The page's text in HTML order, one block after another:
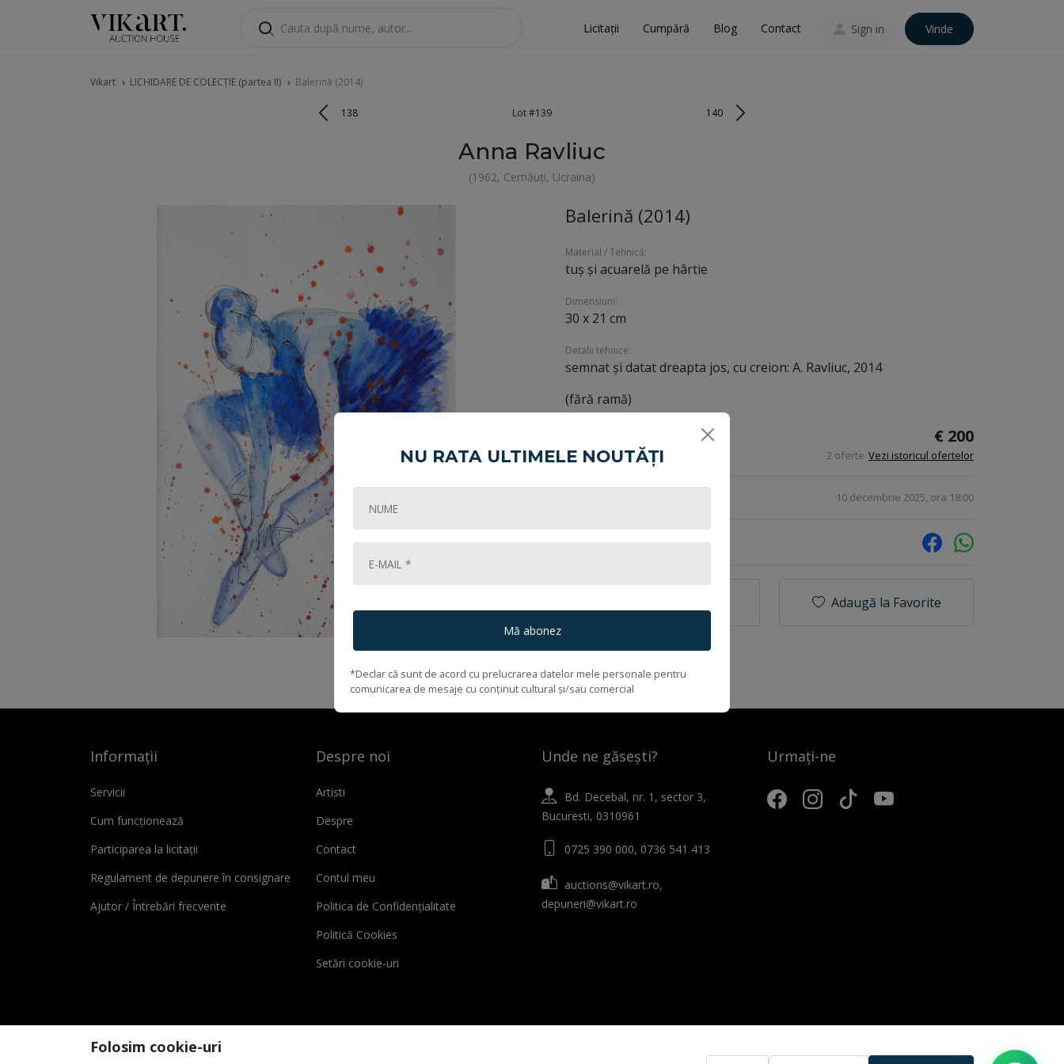
Licitații Cumpără Blog Contact Sign in Vinde
Vikart LICHIDARE DE COLECȚIE (partea II) Balerină (2014)
138 Lot #139 140
Anna Ravliuc
(1962, Cernăuți, Ucraina)
Balerină (2014)
Material / Tehnică:
tuș și acuarelă pe hârtie
Dimensiuni:
30 x 21 cm
Detalii tehnice:
semnat și datat dreapta jos, cu creion: A. Ravliuc, 2014
(fără ramă)
€ 200
2 oferte Vezi istoricul ofertelor
10 decembrie 2025, ora 18:00
Adaugă la Favorite
Informații
Servicii
Cum funcționează
Participarea la licitații
Regulament de depunere în consignare
Ajutor / Întrebări frecvente
Despre noi
Artisti
Despre
Contact
Contul meu
Politica de Confidențialitate
Politică Cookies
Setări cookie-uri
Unde ne găsești?
Bd. Decebal, nr. 1, sector 3,
Bucuresti, 0310961
0725 390 000, 0736 541 413
auctions@vikart.ro,
depuneri@vikart.ro
Urmați-ne
Folosim cookie-uri
NU RATA ULTIMELE NOUTĂȚI
Mă abonez
*Declar că sunt de acord cu prelucrarea datelor mele personale pentru
comunicarea de mesaje cu conținut cultural și/sau comercial